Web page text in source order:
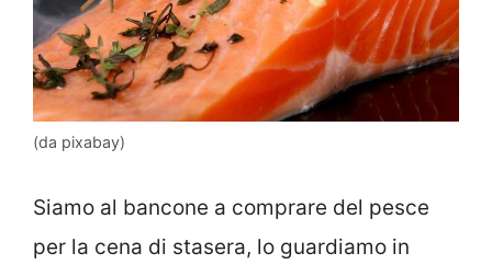
(da pixabay)
Siamo al bancone a comprare del pesce
per la cena di stasera, lo guardiamo in